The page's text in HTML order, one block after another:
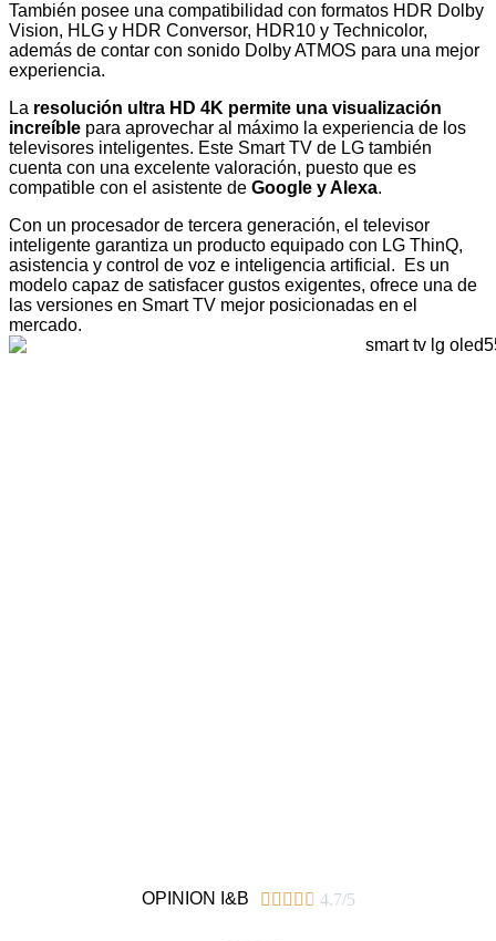
También posee una compatibilidad con formatos HDR Dolby
Vision, HLG y HDR Conversor, HDR10 y Technicolor,
además de contar con sonido Dolby ATMOS para una mejor
experiencia.
La resolución ultra HD 4K permite una visualización
increíble para aprovechar al máximo la experiencia de los
televisores inteligentes. Este Smart TV de LG también
cuenta con una excelente valoración, puesto que es
compatible con el asistente de Google y Alexa.
Con un procesador de tercera generación, el televisor
inteligente garantiza un producto equipado con LG ThinQ,
asistencia y control de voz e inteligencia artificial. Es un
modelo capaz de satisfacer gustos exigentes, ofrece una de
las versiones en Smart TV mejor posicionadas en el
mercado.
OPINION I&B      4.7/5